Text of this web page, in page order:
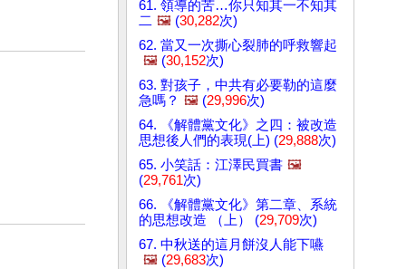
61. 領導的苦…你只知其一不知其
二 🖼️ (30,282次)
62. 當又一次撕心裂肺的呼救響起
🖼️ (30,152次)
63. 對孩子，中共有必要勒的這麼
急嗎？ 🖼️ (29,996次)
64. 《解體黨文化》之四：被改造
思想後人們的表現(上) (29,888次)
65. 小笑話：江澤民買書 🖼️
(29,761次)
66. 《解體黨文化》第二章、系統
的思想改造 （上） (29,709次)
67. 中秋送的這月餅沒人能下嚥
🖼️ (29,683次)